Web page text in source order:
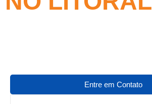
Entre em Contato